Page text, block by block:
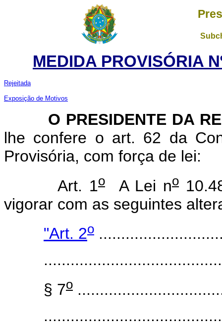
MEDIDA PROVISÓRIA
Rejeitada
Exposição de Motivos
O PRESIDENTE DA
lhe confere o art. 62 da
Provisória, com força de lei:
Art. 1oA Lei no
vigorar com as seguintes
"Art. 2o
§ 7o